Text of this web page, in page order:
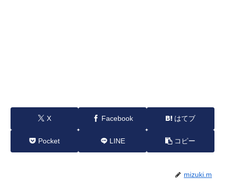
X Facebook はてブ
Pocket LINE コピー
mizuki.m